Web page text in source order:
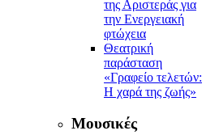
της Αριστεράς για
την Ενεργειακή
φτώχεια
Θεατρική
παράσταση
«Γραφείο τελετών:
Η χαρά της ζωής»
Μουσικές